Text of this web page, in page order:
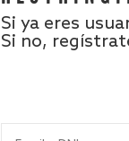
Si ya eres
Si no,